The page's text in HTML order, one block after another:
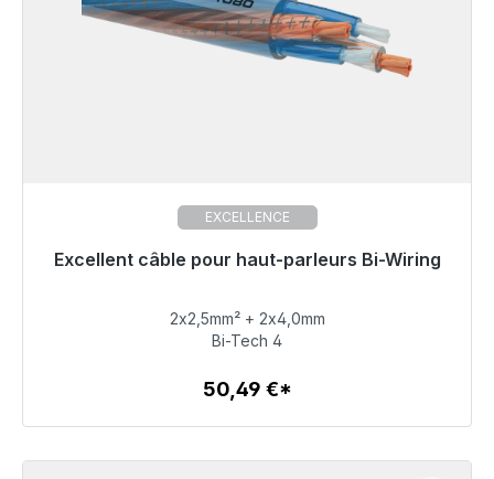
EXCELLENCE
Excellent câble pour haut-parleurs Bi-Wiring
Prêt à être expédié, délai de livraison 48h*
50,49 €
Détails
2x2,5mm² + 2x4,0mm
Bi-Tech 4
50,49 €*